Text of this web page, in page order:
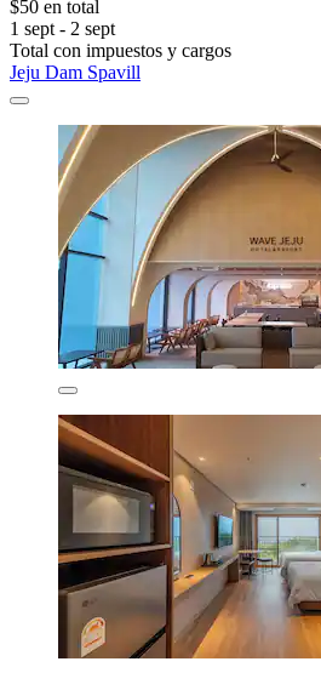
$50 en total
1 sept - 2 sept
Total con impuestos y cargos
Jeju Dam Spavill